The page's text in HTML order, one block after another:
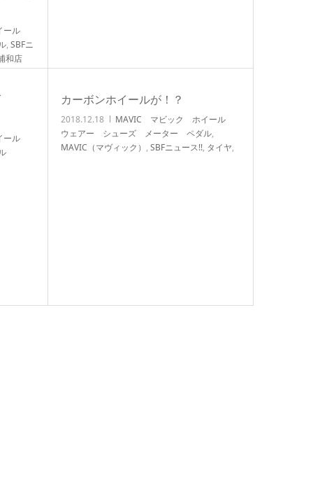
ール
, SBFニ
和店
ール
カーボンホイールが！？
2018.12.18
MAVIC マビック ホイール
ウェアー シューズ メーター ペダル,
MAVIC（マヴィック） , SBFニュース!!, タイヤ,